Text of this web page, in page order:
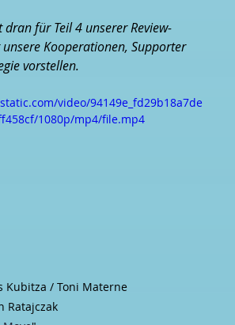
für Teil 4 unserer Review-
Kooperationen, Supporter
vorstellen.
video/94149e_fd29b18a7de
1080p/mp4/file.mp4
Kubitza / Toni Materne
Ratajczak